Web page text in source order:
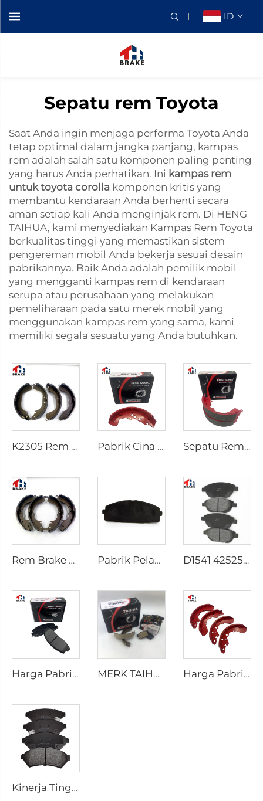
ID
Sepatu rem Toyota
Saat Anda ingin menjaga performa Toyota Anda
tetap optimal dalam jangka panjang, kampas
rem adalah salah satu komponen paling penting
yang harus Anda perhatikan. Ini kampas rem
untuk toyota corolla komponen kritis yang
membantu kendaraan Anda berhenti secara
aman setiap kali Anda menginjak rem. Di HENG
TAIHUA, kami menyediakan Kampas Rem Toyota
berkualitas tinggi yang memastikan sistem
pengereman mobil Anda bekerja sesuai desain
pabrikannya. Baik Anda adalah pemilik mobil
yang mengganti kampas rem di kendaraan
serupa atau perusahaan yang melakukan
pemeliharaan pada satu merek mobil yang
menggunakan kampas rem yang sama, kami
memiliki segala sesuatu yang Anda butuhkan.
K2305 Rem Belakang untuk Mobil Toyota 04495-35151 Pabrik Cina Sistem Rem Otomatis Break Shoe Rem Mobil Sepatu Rem Belakang Keramik Berkualitas Terbaik untuk Pickup HILUX VI
Rem Brake Shoes untuk HILUX VII Pickup OEM 04495-0K010 04495-28090 Pabrik Pelapis Rem D1434 Kd2605 Sesuai untuk Bus HIACE IV Toyota D1541 425253 Pabrik Supply Harga Rendah Aksesori Rem Cakram untuk peugeot 207 307
Harga Pabrik Bagian-bagian Otomotif Produsen Pelat Belakang Cakram Rem D2026 untuk Mobil Jepang MERK TAIHUA D1354 Produsen Pelat Rem Belakang Keramik Mobil Pembuatan Harga Pabrik OEM Dipesan Secara Khusus Semi Truk Mobil Rem Drum Sepatu untuk coaster SUZUKI
Kinerja Tinggi Otomotif Mobil Set Pelat Rem Keramik D1075 untuk PONTIAC